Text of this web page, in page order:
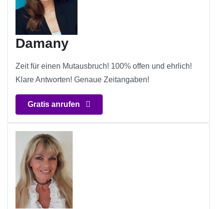
Damany
Zeit für einen Mutausbruch! 100% offen und ehrlich!
Klare Antworten! Genaue Zeitangaben!
Gratis anrufen